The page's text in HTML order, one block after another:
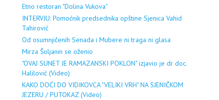
Etno restoran "Dolina Vukova"
INTERVJU: Pomoćnik predsednika opštine Sjenica Vahid
Tahirović
Od osumnjičenih Senada i Mubere ni traga ni glasa
Mirza Šoljanin se oženio
"OVAJ SUNET JE RAMAZANSKI POKLON" izjavio je dr doc.
Halilović (Video)
KAKO DOĆI DO VIDIKOVCA "VELIKI VRH" NA SJENIČKOM
JEZERU / PUTOKAZ (Video)